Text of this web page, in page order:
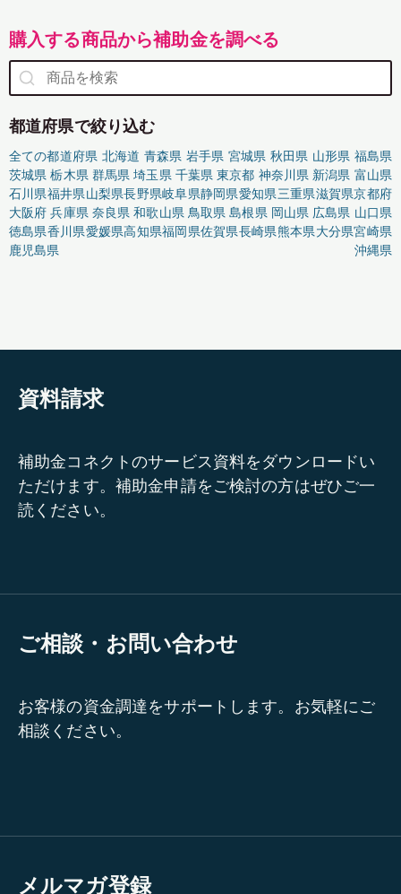
購入する商品から補助金を調べる
都道府県で絞り込む
全ての都道府県 北海道 青森県 岩手県 宮城県 秋田県 山形県 福島県
茨城県 栃木県 群馬県 埼玉県 千葉県 東京都 神奈川県 新潟県 富山県
石川県福井県山梨県長野県岐阜県静岡県愛知県三重県滋賀県京都府
大阪府 兵庫県 奈良県 和歌山県 鳥取県 島根県 岡山県 広島県 山口県
徳島県香川県愛媛県高知県福岡県佐賀県長崎県熊本県大分県宮崎県
鹿児島県
沖縄県
資料請求
補助金コネクトのサービス資料をダウンロードい
ただけます。補助金申請をご検討の方はぜひご一
読ください。
ご相談・お問い合わせ
お客様の資金調達をサポートします。お気軽にご
相談ください。
メルマガ登録